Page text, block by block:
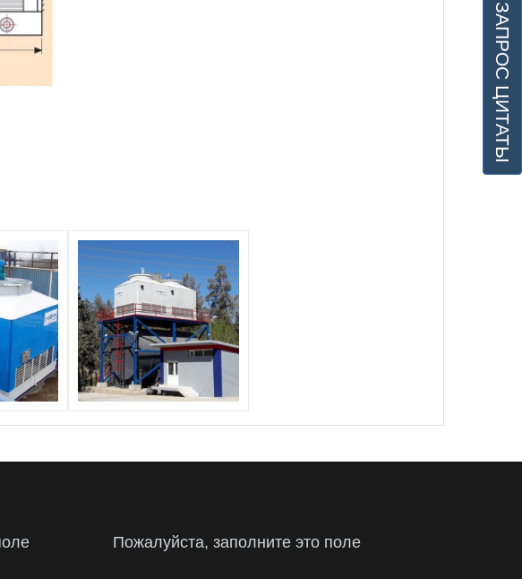
Пожалуйста, заполните это поле
ЗАПРОС ЦИТАТЫ